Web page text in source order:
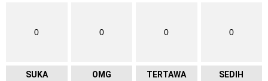
0
SUKA
0
OMG
0
TERTAWA
0
SEDIH